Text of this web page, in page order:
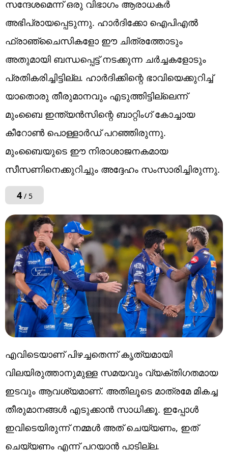
സന്ദേശമെന്ന് ഒരു വിഭാഗം ആരാധകർ
അഭിപ്രായപ്പെടുന്നു. ഹാർദിക്കോ ഐപിഎൽ
ഫ്രാഞ്ചൈസികളോ ഈ ചിത്രത്തോടും
അതുമായി ബന്ധപ്പെട്ട് നടക്കുന്ന ചർച്ചകളോടും
പ്രതികരിച്ചിട്ടില്ല. ഹാർദിക്കിന്റെ ഭാവിയെക്കുറിച്ച്
യാതൊരു തീരുമാനവും എടുത്തിട്ടില്ലെന്ന്
മുംബൈ ഇന്ത്യൻസിന്റെ ബാറ്റിംഗ് കോച്ചായ
കീറോൺ പൊള്ളാർഡ് പറഞ്ഞിരുന്നു.
മുംബൈയുടെ ഈ നിരാശാജനകമായ
സീസണിനെക്കുറിച്ചും അദ്ദേഹം സംസാരിച്ചിരുന്നു.
4/ 5
എവിടെയാണ് പിഴച്ചതെന്ന് കൃത്യമായി
വിലയിരുത്താനുമുള്ള സമയവും വ്യക്തിഗതമായ
ഇടവും ആവശ്യമാണ്. അതിലൂടെ മാത്രമേ മികച്ച
തീരുമാനങ്ങൾ എടുക്കാൻ സാധിക്കൂ. ഇപ്പോൾ
ഇവിടെയിരുന്ന് നമ്മൾ അത് ചെയ്യണം, ഇത്
ചെയ്യണം എന്ന് പറയാന്‍ പാടില്ല.